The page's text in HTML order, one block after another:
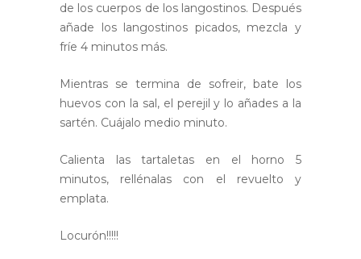
de los cuerpos de los langostinos. Después
añade los langostinos picados, mezcla y
fríe 4 minutos más.
Mientras se termina de sofreir, bate los
huevos con la sal, el perejil y lo añades a la
sartén. Cuájalo medio minuto.
Calienta las tartaletas
en el horno 5
minutos, rellénalas con el revuelto y
emplata.
Locurón!!!!!